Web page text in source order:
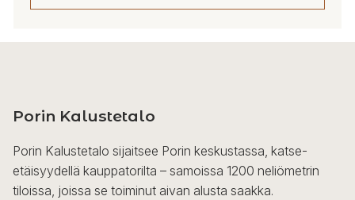
Porin Kalustetalo
Porin Kalustetalo sijaitsee Porin keskustassa, katse-
etäisyydellä kauppatorilta – samoissa 1200 neliömetrin
tiloissa, joissa se toiminut aivan alusta saakka.